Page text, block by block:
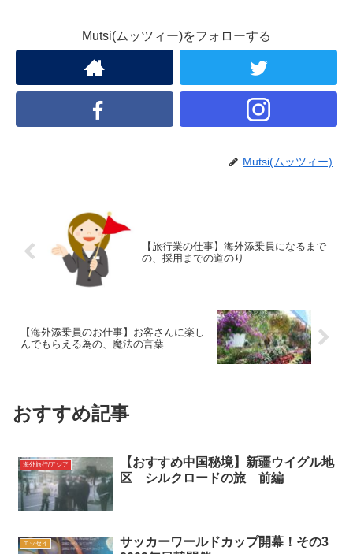
Mutsi(ムッツィー)をフォローする
Mutsi(ムッツィー)
【旅行業の仕事】海外添乗員になるまで
の、採用までの道のり
【海外添乗員のお仕事】お客さんに楽し
んでもらえる為の、魔法の言葉
おすすめ記事
海外旅行/アジア
【おすすめ中国秘境】新疆ウイグル地
区 シルクロードの旅 前編
エッセイ
サッカーワールドカップ開幕！その3